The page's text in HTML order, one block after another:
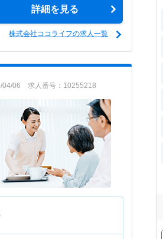
詳細を見る
株式会社ココライフの求人一覧
04/06 求人番号：10255218